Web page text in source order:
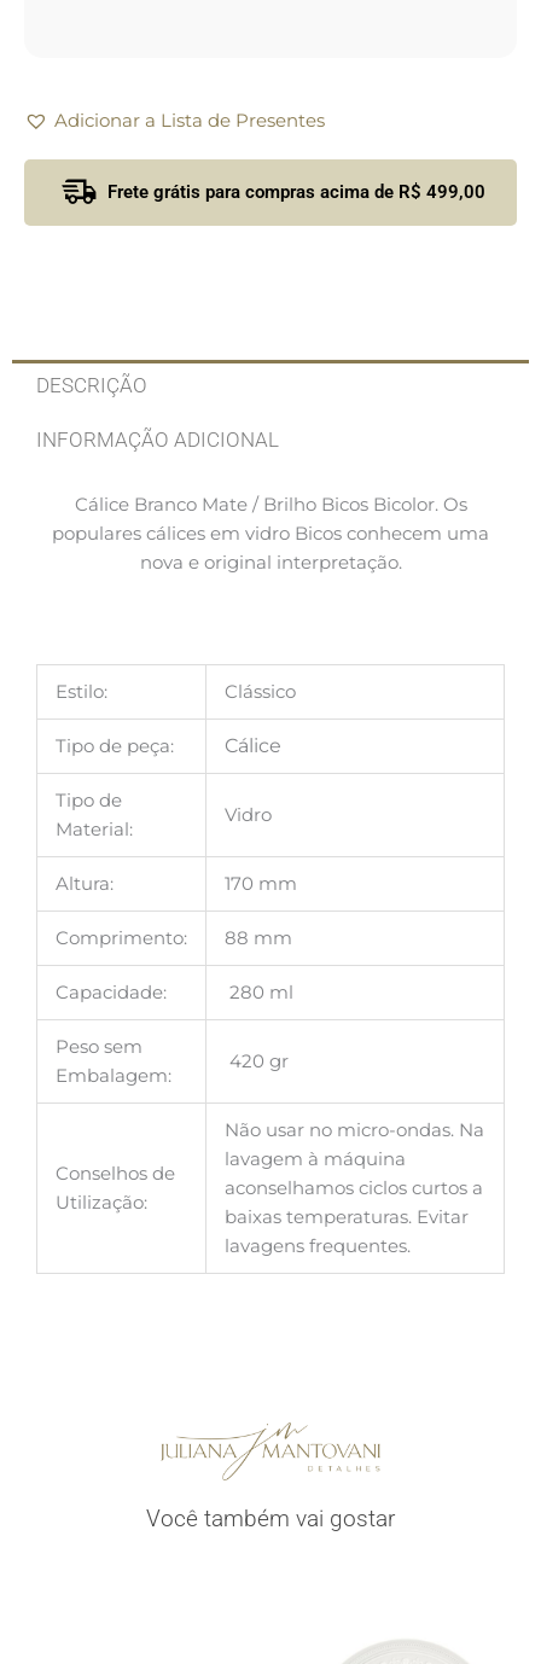
Adicionar a Lista de Presentes
Frete grátis para compras acima de R$ 499,00
DESCRIÇÃO
INFORMAÇÃO ADICIONAL
Cálice Branco Mate / Brilho Bicos Bicolor. Os
populares cálices em vidro Bicos conhecem uma
nova e original interpretação.
Estilo: Clássico
Tipo de peça: Cálice
Tipo de
Material:
Vidro
Altura: 170 mm
Comprimento: 88 mm
Capacidade: 280 ml
Peso sem
Embalagem:
420 gr
Conselhos de
Utilização:
Não usar no micro-ondas. Na
lavagem à máquina
aconselhamos ciclos curtos a
baixas temperaturas. Evitar
lavagens frequentes.
Você também vai gostar